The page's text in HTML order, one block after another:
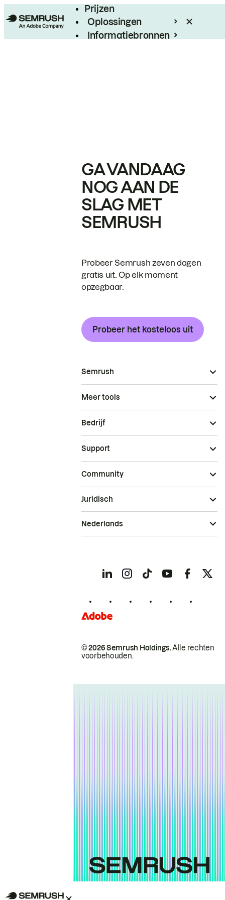
Prijzen
Oplossingen
Informatiebronnen
GA VANDAAG
NOG AAN DE
SLAG MET
SEMRUSH
Probeer Semrush zeven dagen
gratis uit. Op elk moment
opzegbaar.
Probeer het kosteloos uit
Semrush
Meer tools
Bedrijf
Support
Community
© 2026 Semrush Holdings.Alle rechten
voorbehouden.
Juridisch
Nederlands